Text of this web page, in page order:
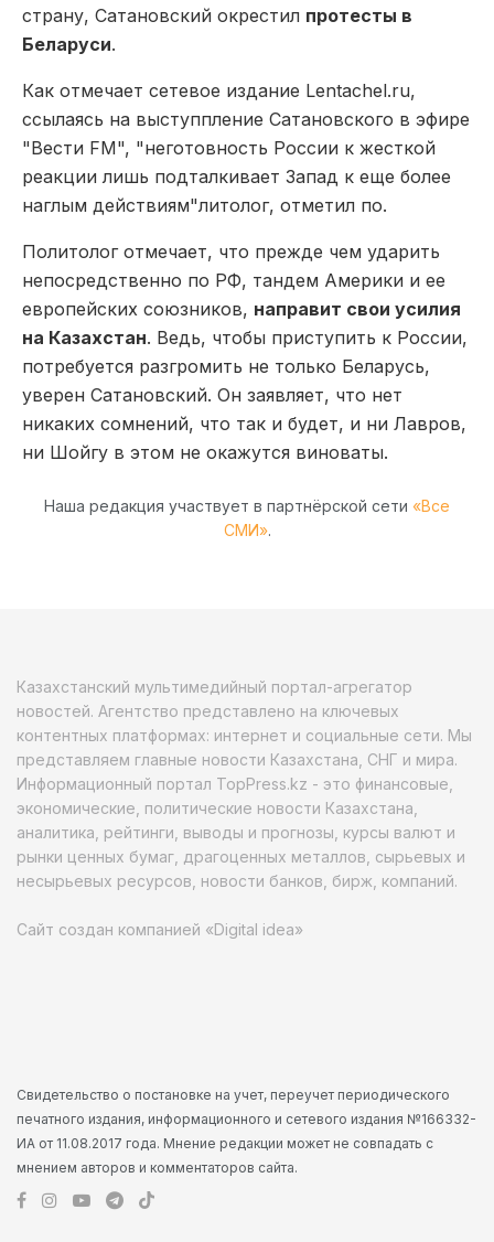
страну, Сатановский окрестил протесты в
Беларуси.
Как отмечает сетевое издание Lentachel.ru,
ссылаясь на выступпление Сатановского в эфире
"Вести FM", "неготовность России к жесткой
реакции лишь подталкивает Запад к еще более
наглым действиям"литолог, отметил по.
Политолог отмечает, что прежде чем ударить
непосредственно по РФ, тандем Америки и ее
европейских союзников, направит свои усилия
на Казахстан. Ведь, чтобы приступить к России,
потребуется разгромить не только Беларусь,
уверен Сатановский. Он заявляет, что нет
никаких сомнений, что так и будет, и ни Лавров,
ни Шойгу в этом не окажутся виноваты.
Наша редакция участвует в партнёрской сети «Все
СМИ».
Казахстанский мультимедийный портал-агрегатор
новостей. Агентство представлено на ключевых
контентных платформах: интернет и социальные сети. Мы
представляем главные новости Казахстана, СНГ и мира.
Информационный портал TopPress.kz - это финансовые,
экономические, политические новости Казахстана,
аналитика, рейтинги, выводы и прогнозы, курсы валют и
рынки ценных бумаг, драгоценных металлов, сырьевых и
несырьевых ресурсов, новости банков, бирж, компаний.
Сайт создан компанией «Digital idea»
Свидетельство о постановке на учет, переучет периодического
печатного издания, информационного и сетевого издания №166332-
ИА от 11.08.2017 года. Мнение редакции может не совпадать с
мнением авторов и комментаторов сайта.